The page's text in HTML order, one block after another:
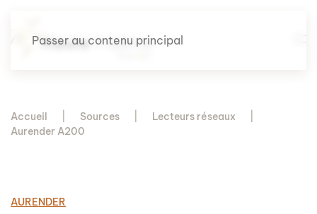
Passer au contenu principal
Accueil Sources
Lecteurs réseaux
Aurender A200
AURENDER